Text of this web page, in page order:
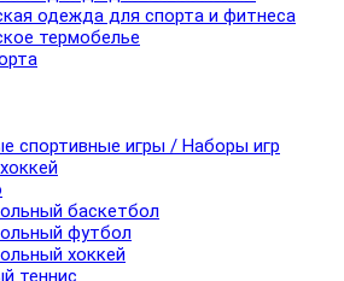
одежда для спорта и фитнеса
термобелье
спортивные игры / Наборы игр
баскетбол
футбол
хоккей
теннис